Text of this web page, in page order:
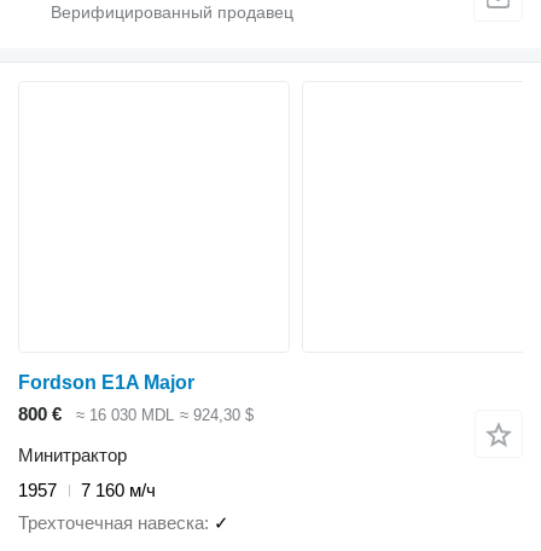
Fordson E1A Major
800 €
≈ 16 030 MDL ≈ 924,30 $
Минитрактор
1957
7 160 м/ч
Трехточечная навеска ✓